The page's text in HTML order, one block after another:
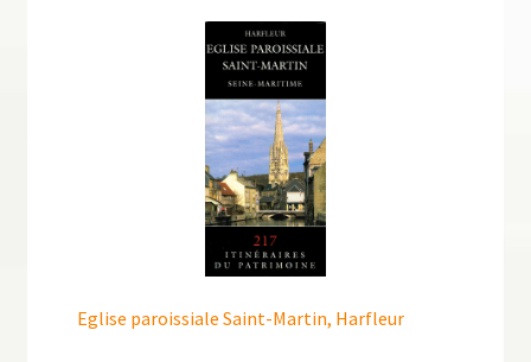
Eglise paroissiale Saint-Martin, Harfleur